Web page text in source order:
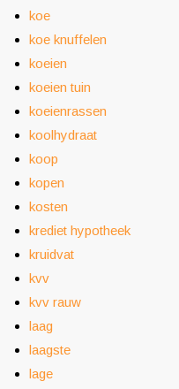
koe
koe knuffelen
koeien
koeien tuin
koeienrassen
koolhydraat
koop
kopen
kosten
krediet hypotheek
kruidvat
kvv
kvv rauw
laag
laagste
lage